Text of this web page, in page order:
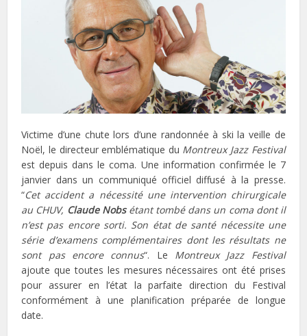
Victime d’une chute lors d’une randonnée à ski la veille de
Noël, le directeur emblématique du Montreux Jazz Festival
est depuis dans le coma. Une information confirmée le 7
janvier dans un communiqué officiel diffusé à la presse.
“Cet accident a nécessité une intervention chirurgicale
au CHUV, Claude Nobsétant tombé dans un coma dont il
n’est pas encore sorti. Son état de santé nécessite une
série d’examens complémentaires dont les résultats ne
sont pas encore connus“. Le Montreux Jazz Festival
ajoute que toutes les mesures nécessaires ont été prises
pour assurer en l’état la parfaite direction du Festival
conformément à une planification préparée de longue
date.